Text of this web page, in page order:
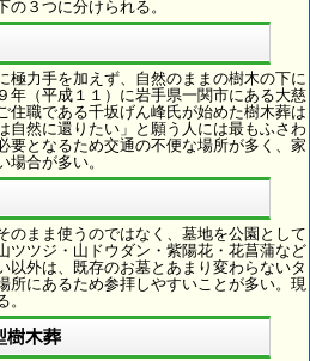
３つに分けられる。
極力手を加えず、自然のままの樹木の下に
年（平成１１）に岩手県一関市にある大慈
住職である千坂げん峰氏が始めた樹木葬は
自然に還りたい」と願う人には最もふさわ
要となるため交通の不便な場所が多く、家
合が多い。
のまま使うのではなく、墓地を公園として
ツツジ・山ドウダン・紫陽花・花菖蒲など
以外は、既存のお墓とあまり変わらないタ
所にあるため参拝しやすいことが多い。現
樹木葬